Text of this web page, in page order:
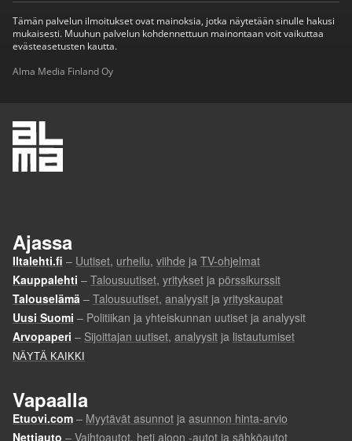
Tämän palvelun ilmoitukset ovat mainoksia, jotka näytetään sinulle hakusi
mukaisesti. Muuhun palvelun kohdennettuun mainontaan voit vaikuttaa
evästeasetusten kautta.
Alma Media Finland Oy